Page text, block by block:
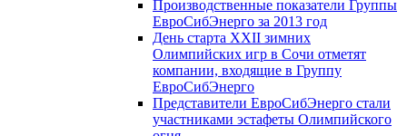
Производственные показатели Группы
ЕвроСибЭнерго за 2013 год
День старта XXII зимних
Олимпийских игр в Сочи отметят
компании, входящие в Группу
ЕвроСибЭнерго
Представители ЕвроСибЭнерго стали
участниками эстафеты Олимпийского